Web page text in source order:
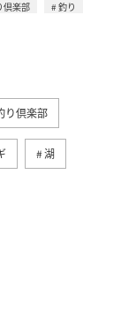
倶楽部
釣り
り倶楽部
湖